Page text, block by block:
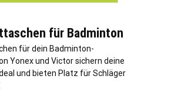
für Badminton
für dein Badminton-
Yonex und Victor sichern deine
und bieten Platz für Schläger